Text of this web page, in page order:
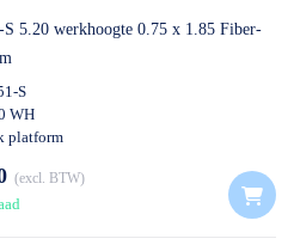
5.20 werkhoogte 0.75 x 1.85 Fiber-
S
WH
platform
excl. BTW